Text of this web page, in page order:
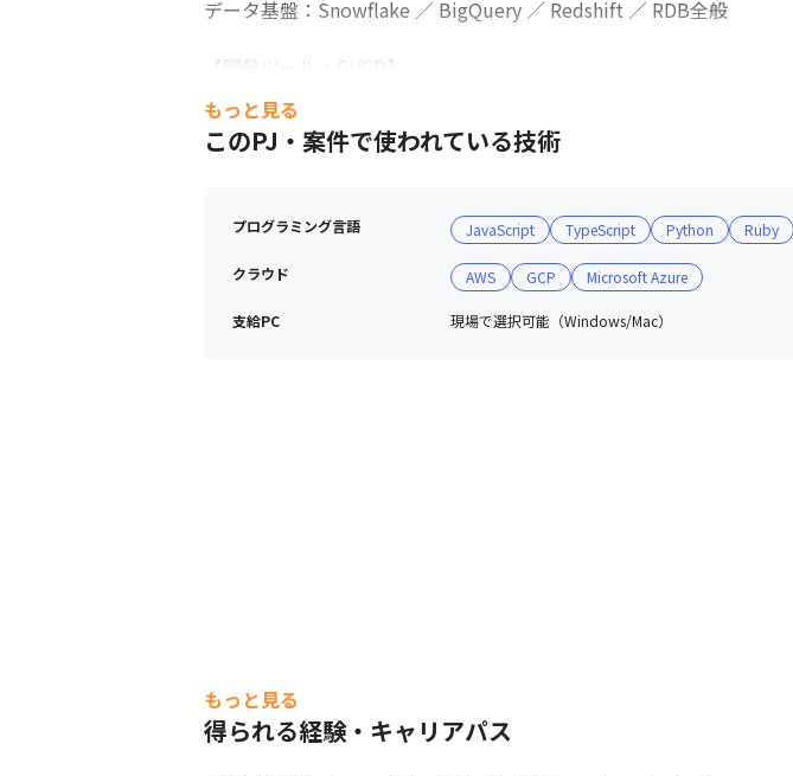
データ基盤：Snowflake ／ BigQuery ／ Redshift ／ RDB全般
【開発ツール・CI/CD】
バージョン管理：Git（GitHub／GitLab） ／ CI/CD：GitHub Actions
開発手法：アジャイル（スクラム／カンバン）
開発補助：GitHub Copilot ／ ChatGPT（業務用アカウント支給）
VSCode, IntelliJ IDEAなど選択可
Cloud Code Max, ChatGPT, GitHub Copilot, Cursor などコーディン
【情報共有・ナレッジ管理】
もっと見る
このPJ・案件で使われている技術
プログラミング言語 JavaScript TypeScript Python Ruby
クラウド AWS GCP Microsoft Azure
支給PC 現場で選択可能（Windows/Mac）
もっと見る
得られる経験・キャリアパス